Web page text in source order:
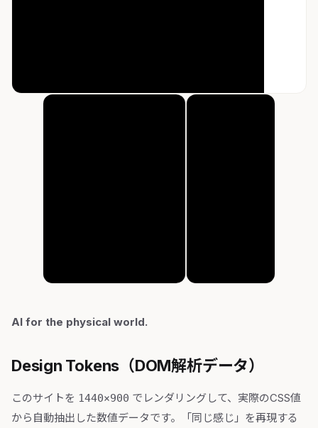
AI for the physical world.
Design Tokens（DOM解析データ）
このサイトを 1440×900 でレンダリングして、実際のCSS値
から自動抽出した数値データです。「同じ感じ」を再現する